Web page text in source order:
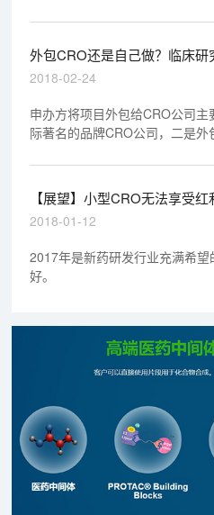
临床前开发经验展开专题报告。
外包CRO还是自己做？临床
2018-02-24
申办方将项目外包给CRO公司
际著名的品牌CRO公司，二是
【展望】小型CRO无法享受
2018-01-12
2017年是新药研发行业充满希
好。